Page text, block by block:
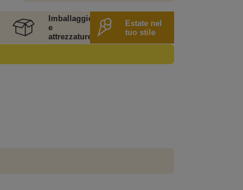
Imballaggio
e
attrezzature
Estate nel
tuo stile